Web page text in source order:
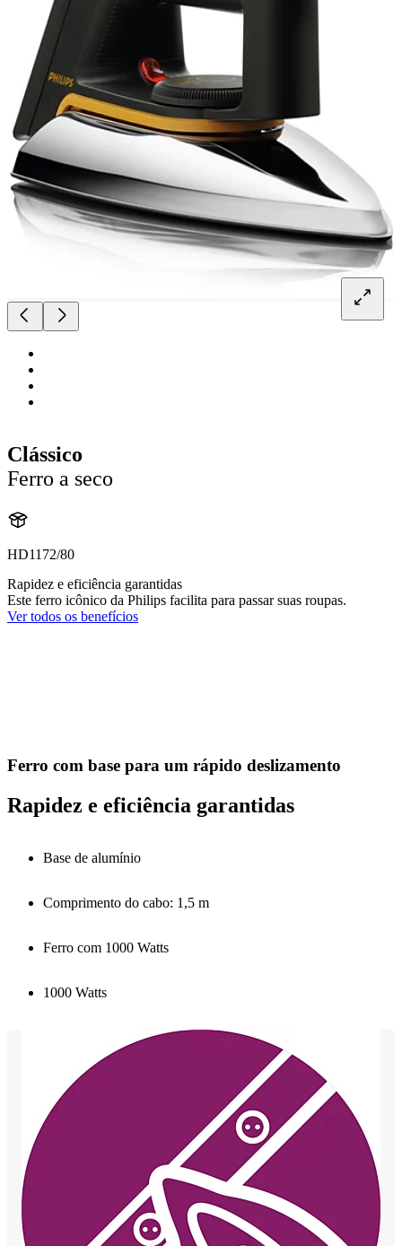
Clássico
Ferro a seco
HD1172/80
Rapidez e eficiência garantidas
Este ferro icônico da Philips facilita para passar suas roupas.
Ver todos os benefícios
Ferro com base para um rápido deslizamento
Rapidez e eficiência garantidas
Base de alumínio
Comprimento do cabo: 1,5 m
Ferro com 1000 Watts
1000 Watts